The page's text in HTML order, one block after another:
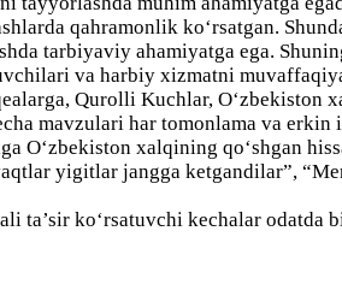
qahramonlik ko‘rsatgan.
tarbiyaviy ahamiyatga ega.
va harbiy xizmatni
Qurolli Kuchlar, O‘zbekiston
mavzulari har tomonlama va
O‘zbekiston xalqining qo‘shgan
yigitlar jangga ketgandilar”,
ta’sir ko‘rsatuvchi kechalar